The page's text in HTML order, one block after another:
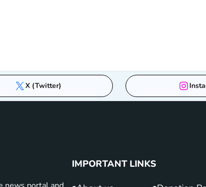
X (Twitter)
IMPORTANT LINKS